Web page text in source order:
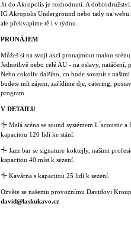
Jít do Akropolis je rozhodnutí. A
IG Akropolis Underground nebo tady na webu.
ale překvapíme tě i v týdnu.
PRONÁJEM
Můžeš si na svoji akci pronajmout malou
Jednotlivě nebo celé AU - na oslavy, natáčení,
Nebo cokoliv dalšího, co bude souznít s
budete mít zájem, zařídíme dje, catering,
program.
V DETAILU
⏆ Malá scéna se sound systémem L ́acoustic
kapacitou 120 lidí ke stání.
⏆ Jazz bar se signature koktejly, našimi
kapacitou 40 míst k sezení.
⏆ Kavárna s kapacitou 25 lidí k sezení.
Ozvěte se našemu provoznímu Davidovi
david@laskukavo.cz